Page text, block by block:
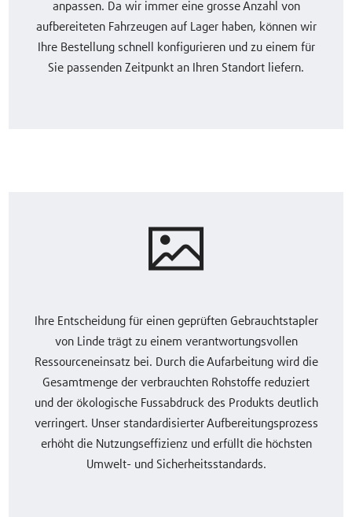
anpassen. Da wir immer eine grosse Anzahl von
aufbereiteten Fahrzeugen auf Lager haben, können wir
Ihre Bestellung schnell konfigurieren und zu einem für
Sie passenden Zeitpunkt an Ihren Standort liefern.
Ihre Entscheidung für einen geprüften Gebrauchtstapler
von Linde trägt zu einem verantwortungsvollen
Ressourceneinsatz bei. Durch die Aufarbeitung wird die
Gesamtmenge der verbrauchten Rohstoffe reduziert
und der ökologische Fussabdruck des Produkts deutlich
verringert. Unser standardisierter Aufbereitungsprozess
erhöht die Nutzungseffizienz und erfüllt die höchsten
Umwelt- und Sicherheitsstandards.